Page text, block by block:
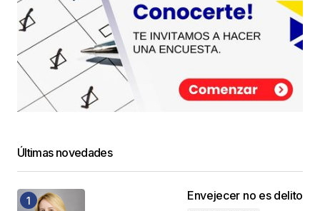
Últimas novedades
Envejecer no es delito